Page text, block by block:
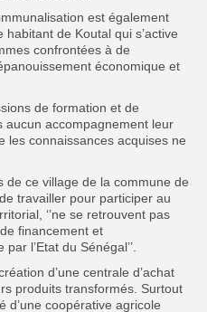
est également
de Koutal qui s’active
confrontées à de
économique et
de formation et de
aucun accompagnement leur
les connaissances acquises ne
de ce village de la commune de
travailler pour participer au
‘’ne se retrouvent pas
financement et
l’Etat du Sénégal’’.
d’une centrale d’achat
produits transformés. Surtout
d’une coopérative agricole